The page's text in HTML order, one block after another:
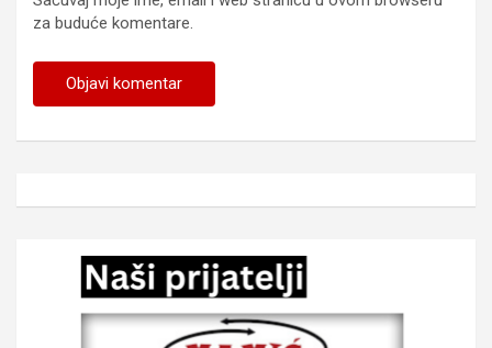
za buduće komentare.